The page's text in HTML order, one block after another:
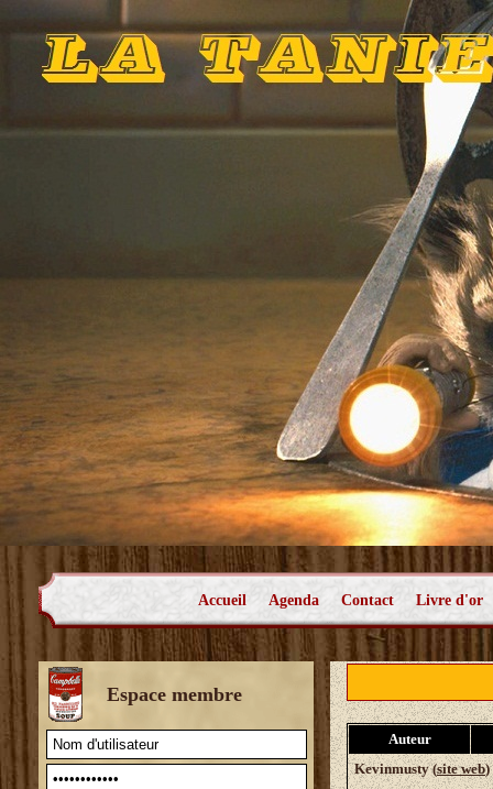
Accueil Agenda Contact Livre d'or
Espace membre
Auteur
Kevinmusty (site web)